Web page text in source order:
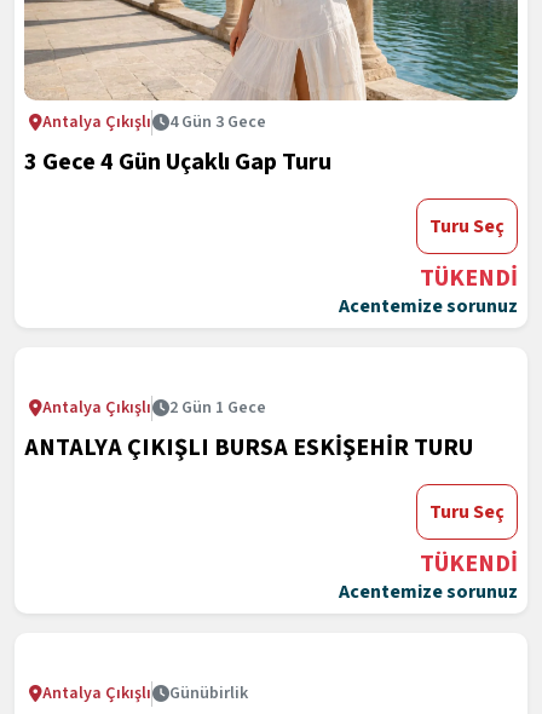
Antalya Çıkışlı 4 Gün 3 Gece
3 Gece 4 Gün Uçaklı Gap Turu
TÜKENDİ
Acentemize sorunuz
Turu Seç
Antalya Çıkışlı 2 Gün 1 Gece
ANTALYA ÇIKIŞLI BURSA ESKİŞEHİR TURU
TÜKENDİ
Acentemize sorunuz
Turu Seç
Antalya Çıkışlı Günübirlik